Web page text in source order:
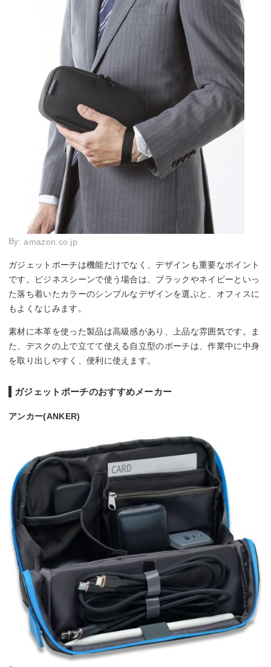
By:amazon.co.jp
ガジェットポーチは機能だけでなく、デザインも重要なポイント
です。ビジネスシーンで使う場合は、ブラックやネイビーといっ
た落ち着いたカラーのシンプルなデザインを選ぶと、オフィスに
もよくなじみます。
素材に本革を使った製品は高級感があり、上品な雰囲気です。ま
た、デスクの上で立てて使える自立型のポーチは、作業中に中身
を取り出しやすく、便利に使えます。
ガジェットポーチのおすすめメーカー
アンカー(ANKER)